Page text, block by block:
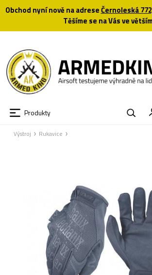
Obchod nyní nově na adreseČernoleská
Těšíme se na Vás ve
Produkty
Výstroj Rukavice